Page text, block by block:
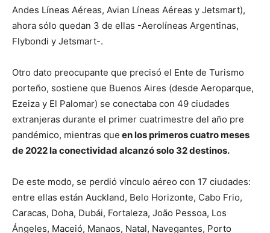
Andes Líneas Aéreas, Avian Líneas Aéreas y Jetsmart),
ahora sólo quedan 3 de ellas -Aerolíneas Argentinas,
Flybondi y Jetsmart-.
Otro dato preocupante que precisó el Ente de Turismo
porteño, sostiene que Buenos Aires (desde Aeroparque,
Ezeiza y El Palomar) se conectaba con 49 ciudades
extranjeras durante el primer cuatrimestre del año pre
pandémico, mientras que en los primeros cuatro meses
de 2022 la conectividad alcanzó solo 32 destinos.
De este modo, se perdió vínculo aéreo con 17 ciudades:
entre ellas están Auckland, Belo Horizonte, Cabo Frio,
Caracas, Doha, Dubái, Fortaleza, João Pessoa, Los
Ángeles, Maceió, Manaos, Natal, Navegantes, Porto